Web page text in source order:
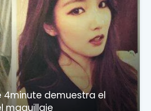
4minute demuestra el
maquillaje